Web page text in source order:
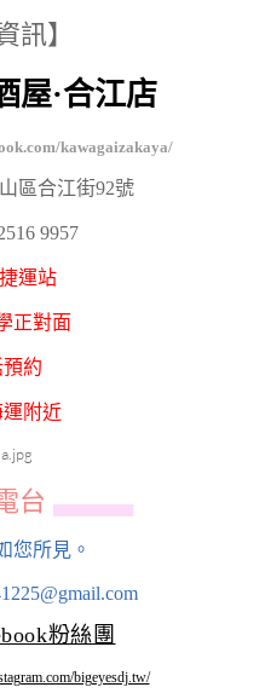
訊】
屋·合江店
kawagaizakaya/
區合江街92號
9957
運站
正對面
預約
運附近
台 ▄▄▄▄▄▄
您所見。
粉絲團
bigeyesdj.tw/